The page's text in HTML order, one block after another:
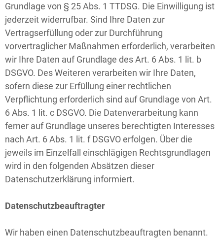
Grundlage von § 25 Abs. 1 TTDSG. Die Einwilligung ist
jederzeit widerrufbar. Sind Ihre Daten zur
Vertragserfüllung oder zur Durchführung
vorvertraglicher Maßnahmen erforderlich, verarbeiten
wir Ihre Daten auf Grundlage des Art. 6 Abs. 1 lit. b
DSGVO. Des Weiteren verarbeiten wir Ihre Daten,
sofern diese zur Erfüllung einer rechtlichen
Verpflichtung erforderlich sind auf Grundlage von Art.
6 Abs. 1 lit. c DSGVO. Die Datenverarbeitung kann
ferner auf Grundlage unseres berechtigten Interesses
nach Art. 6 Abs. 1 lit. f DSGVO erfolgen. Über die
jeweils im Einzelfall einschlägigen Rechtsgrundlagen
wird in den folgenden Absätzen dieser
Datenschutzerklärung informiert.
Datenschutzbeauftragter
Wir haben einen Datenschutzbeauftragten benannt.